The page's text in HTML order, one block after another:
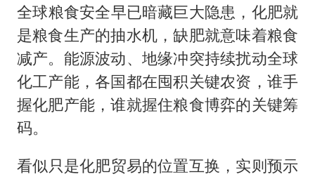
​​全球粮食安全早已暗藏巨大隐患，化肥就
是粮食生产的抽水机，缺肥就意味着粮食
减产。能源波动、地缘冲突持续扰动全球
化工产能，各国都在囤积关键农资，谁手
握化肥产能，谁就握住粮食博弈的关键筹
码。
​​看似只是化肥贸易的位置互换，实则预示